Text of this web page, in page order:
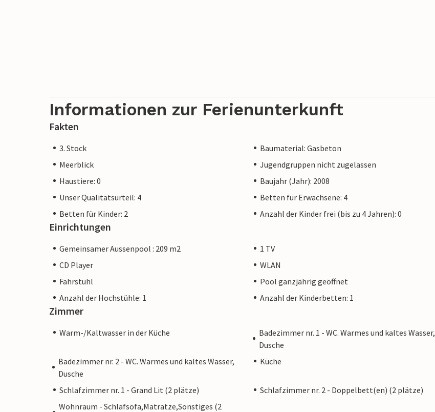
Informationen zur Ferienunterkunft
Fakten
3. Stock
Baumaterial: Gasbeton
Meerblick
Jugendgruppen nicht zugelassen
Haustiere: 0
Baujahr (Jahr): 2008
Unser Qualitätsurteil: 4
Betten für Erwachsene: 4
Betten für Kinder: 2
Anzahl der Kinder frei (bis zu 4 Jahren): 0
Einrichtungen
Gemeinsamer Aussenpool : 209 m2
1 TV
CD Player
WLAN
Fahrstuhl
Pool ganzjährig geöffnet
Anzahl der Hochstühle: 1
Anzahl der Kinderbetten: 1
Zimmer
Warm-/Kaltwasser in der Küche
Badezimmer nr. 1 - WC. Warmes und kaltes Wasser,
Dusche
Badezimmer nr. 2 - WC. Warmes und kaltes Wasser,
Dusche
Küche
Schlafzimmer nr. 1 - Grand Lit (2 plätze)
Schlafzimmer nr. 2 - Doppelbett(en) (2 plätze)
Wohnraum - Schlafsofa,Matratze,Sonstiges (2